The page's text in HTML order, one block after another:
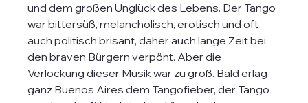
und dem großen Unglück des Lebens. Der Tango
war bittersüß, melancholisch, erotisch und oft
auch politisch brisant, daher auch lange Zeit bei
den braven Bürgern verpönt. Aber die
Verlockung dieser Musik war zu groß. Bald erlag
ganz Buenos Aires dem Tangofieber, der Tango